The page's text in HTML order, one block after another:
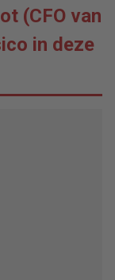
(CFO van
in deze